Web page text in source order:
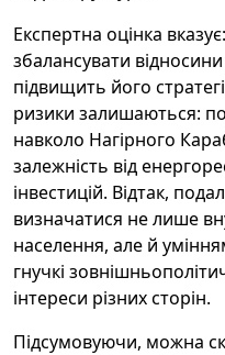
Експертна оцінка
збалансувати
підвищить його
ризики залишаються:
навколо Нагірного
залежність від
інвестицій. Відтак,
визначатися не лише
населення, але й
гнучкі
інтереси різних сторін.
Підсумовуючи, можна